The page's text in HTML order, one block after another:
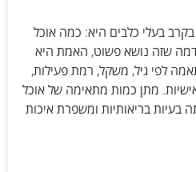
בעלי כלבים היא: כמה אוכל
שזה נושא פשוט, האמת היא
לפי גיל, משקל, רמת פעילות,
מתן כמות מתאימה של אוכל
בריאותיות ומשפרת איכות